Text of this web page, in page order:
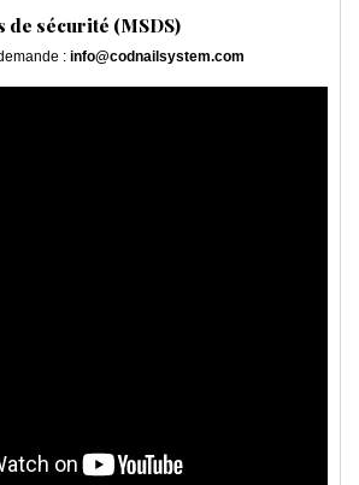
de sécurité (MSDS)
: info@codnailsystem.com